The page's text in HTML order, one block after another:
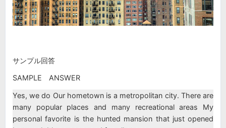
サンプル回答
SAMPLE ANSWER
Yes, we do Our hometown is a metropolitan city. There are
many popular places and many recreational areas My
personal favorite is the hunted mansion that just opened